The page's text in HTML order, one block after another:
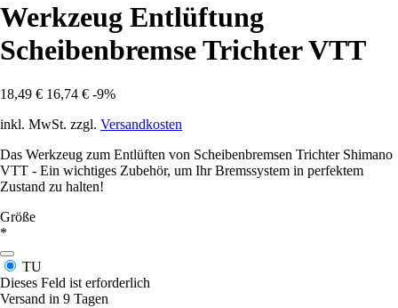
Werkzeug Entlüftung
Scheibenbremse Trichter VTT
18,49 € 16,74 € -9%
inkl. MwSt. zzgl. Versandkosten
Das Werkzeug zum Entlüften von Scheibenbremsen Trichter Shimano
VTT - Ein wichtiges Zubehör, um Ihr Bremssystem in perfektem
Zustand zu halten!
Größe
*
TU
Dieses Feld ist erforderlich
Versand in 9 Tagen